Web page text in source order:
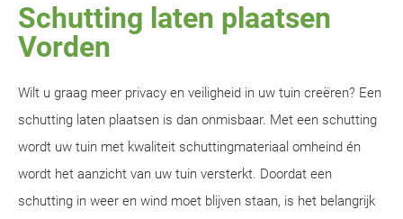
Schutting laten plaatsen
Vorden
Wilt u graag meer privacy en veiligheid in uw tuin creëren? Een
schutting laten plaatsen is dan onmisbaar. Met een schutting
wordt uw tuin met kwaliteit schuttingmateriaal omheind én
wordt het aanzicht van uw tuin versterkt. Doordat een
schutting in weer en wind moet blijven staan, is het belangrijk